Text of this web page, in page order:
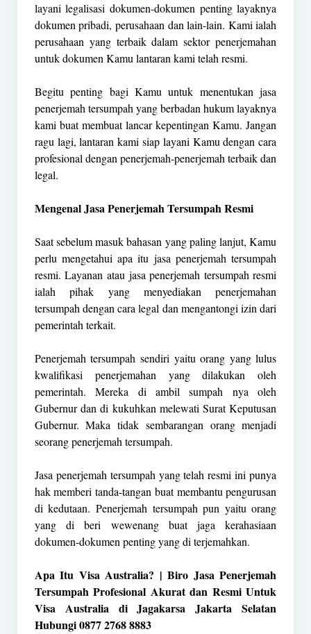
layani legalisasi dokumen-dokumen penting layaknya
dokumen pribadi, perusahaan dan lain-lain. Kami ialah
perusahaan yang terbaik dalam sektor penerjemahan
untuk dokumen Kamu lantaran kami telah resmi.
Begitu penting bagi Kamu untuk menentukan jasa
penerjemah tersumpah yang berbadan hukum layaknya
kami buat membuat lancar kepentingan Kamu. Jangan
ragu lagi, lantaran kami siap layani Kamu dengan cara
profesional dengan penerjemah-penerjemah terbaik dan
legal.
Mengenal Jasa Penerjemah Tersumpah Resmi
Saat sebelum masuk bahasan yang paling lanjut, Kamu
perlu mengetahui apa itu jasa penerjemah tersumpah
resmi. Layanan atau jasa penerjemah tersumpah resmi
ialah pihak yang menyediakan penerjemahan
tersumpah dengan cara legal dan mengantongi izin dari
pemerintah terkait.
Penerjemah tersumpah sendiri yaitu orang yang lulus
kwalifikasi penerjemahan yang dilakukan oleh
pemerintah. Mereka di ambil sumpah nya oleh
Gubernur dan di kukuhkan melewati Surat Keputusan
Gubernur. Maka tidak sembarangan orang menjadi
seorang penerjemah tersumpah.
Jasa penerjemah tersumpah yang telah resmi ini punya
hak memberi tanda-tangan buat membantu pengurusan
di kedutaan. Penerjemah tersumpah pun yaitu orang
yang di beri wewenang buat jaga kerahasiaan
dokumen-dokumen penting yang di terjemahkan.
Apa Itu Visa Australia? | Biro Jasa Penerjemah
Tersumpah Profesional Akurat dan Resmi Untuk
Visa Australia di Jagakarsa Jakarta Selatan
Hubungi 0877 2768 8883